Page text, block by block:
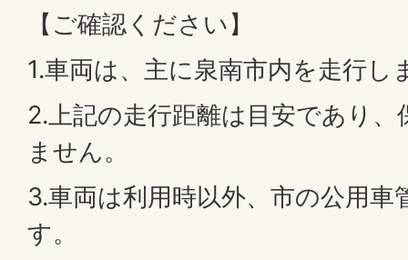
【ご確認ください】
1.車両は、主に泉南市内を走行し
2.上記の走行距離は目安であり
ません。
3.車両は利用時以外、市の公用車
す。